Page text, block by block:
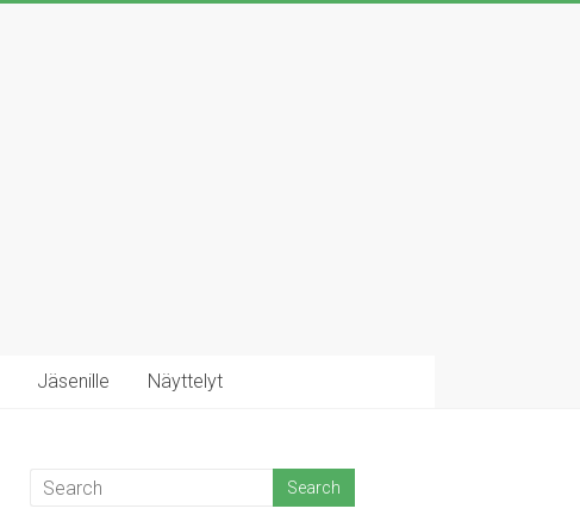
Jäsenille Näyttelyt